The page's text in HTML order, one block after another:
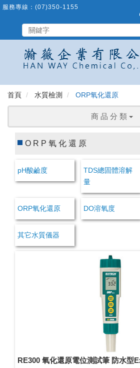
跳
要
服務專線： (07)350-1155
首頁 水質檢測 ORP氧化還原
商 品 分 類
ORP氧化還原
pH酸鹼度
TDS總固體溶解
量
ORP氧化還原 DO溶氧度
其它水質儀器
RE300 氧化還原電位測試筆 防水型